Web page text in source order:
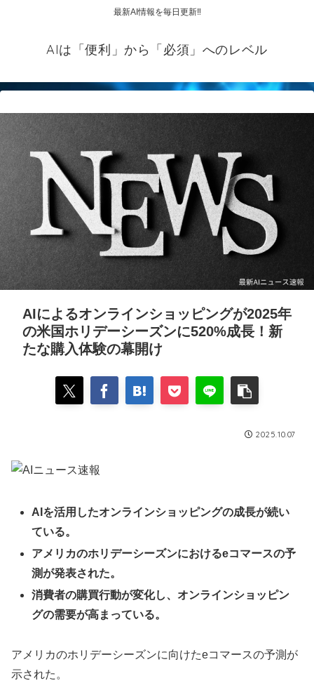
最新AI情報を毎日更新‼
AIは「便利」から「必須」へのレベル
AIによるオンラインショッピングが2025年
の米国ホリデーシーズンに520%成長！新
たな購入体験の幕開け
2025.10.07
AIを活用したオンラインショッピングの成長が続い
ている。
アメリカのホリデーシーズンにおけるeコマースの予
測が発表された。
消費者の購買行動が変化し、オンラインショッピン
グの需要が高まっている。
アメリカのホリデーシーズンに向けたeコマースの予測が
示された。